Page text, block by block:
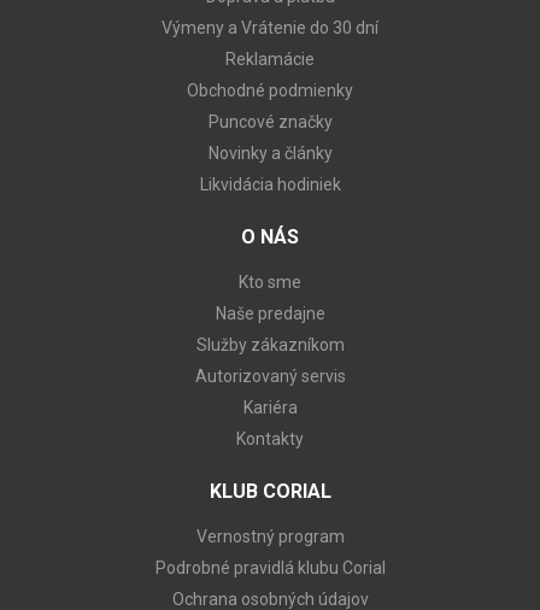
Výmeny a Vrátenie do 30 dní
Reklamácie
Obchodné podmienky
Puncové značky
Novinky a články
Likvidácia hodiniek
O NÁS
Kto sme
Naše predajne
Služby zákazníkom
Autorizovaný servis
Kariéra
Kontakty
KLUB CORIAL
Vernostný program
Podrobné pravidlá klubu Corial
Ochrana osobných údajov